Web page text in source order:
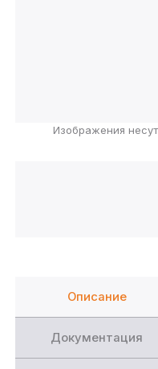
Изображения
Описание
Документация